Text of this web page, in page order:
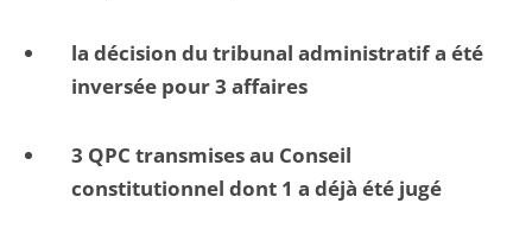
la décision du tribunal administratif a été
inversée pour 3 affaires
3 QPC transmises au Conseil
constitutionnel dont 1 a déjà été jugé